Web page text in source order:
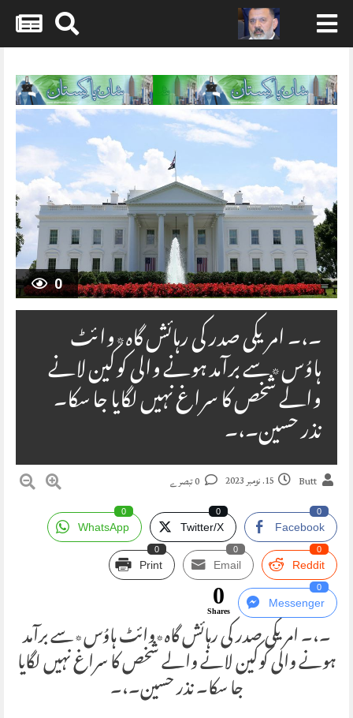
Skip
content
0
۔،۔ امریکی صدر کی رہائش گاہ٭وائٹ
ہاوُس٭سے برآمد ہونے والی کوکین لانے
والے شخص کا سراغ نہیں لگایا جا سکا۔
نذر حسین۔،۔
Butt 15. نومبر 2023
Facebook
0
Twitter/X
0
WhatsApp
0
Reddit
0
Email
0
Print
0
Messenger
0
0
Shares
۔،۔ امریکی صدر کی رہائش گاہ٭وائٹ ہاوُس٭سے برآمد
ہونے والی کوکین لانے والے شخص کا سراغ نہیں لگایا
جا سکا۔ نذر حسین۔،۔